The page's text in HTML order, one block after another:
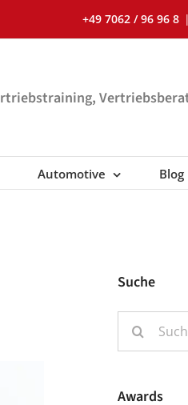
+49 7062 / 96 96 8 |
Automotive Blog
Suche
Suche
Awards